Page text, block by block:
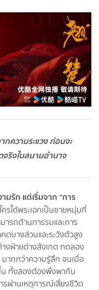
ความระแวง ก่อนจะ
ริงในสนามอำนาจ
มรัก แต่เริ่มจาก “การ
ครได้พระเอกเป็นชายหนุ่มที่
รถด้านการรบและการ
บางส่วนและระวังตัวสูง
งฝ่ายต่างสังเกต ทดลอง
มากกว่าความรู้สึก จนเมื่อ
น ทั้งสองต้องพึ่งพากัน
รผ่านเหตุการณ์เสี่ยงชีวิต